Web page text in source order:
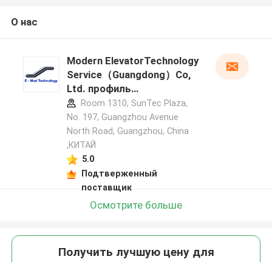
О нас
Modern ElevatorTechnology
Service（Guangdong）Co,
Ltd. профиль
производителя
Room 1310, SunTec Plaza,
No. 197, Guangzhou Avenue
North Road, Guangzhou, China
,КИТАЙ
5.0
Подтверженный
поставщик
Осмотрите больше
Получить лучшую цену для